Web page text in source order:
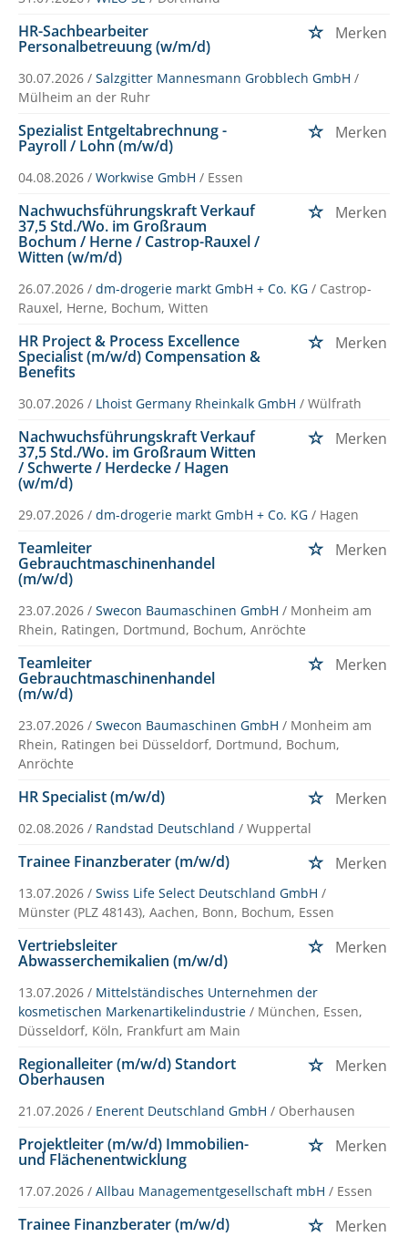
HR-Sachbearbeiter
Personalbetreuung (w/m/d)
Merken
30.07.2026 / Salzgitter Mannesmann Grobblech GmbH /
Mülheim an der Ruhr
Spezialist Entgeltabrechnung -
Payroll / Lohn (m/w/d)
Merken
04.08.2026 / Workwise GmbH / Essen
Nachwuchsführungskraft Verkauf
37,5 Std./Wo. im Großraum
Bochum / Herne / Castrop-Rauxel /
Witten (w/m/d)
Merken
26.07.2026 / dm-drogerie markt GmbH + Co. KG / Castrop-
Rauxel, Herne, Bochum, Witten
HR Project & Process Excellence
Specialist (m/w/d) Compensation &
Benefits
Merken
30.07.2026 / Lhoist Germany Rheinkalk GmbH / Wülfrath
Nachwuchsführungskraft Verkauf
37,5 Std./Wo. im Großraum Witten
/ Schwerte / Herdecke / Hagen
(w/m/d)
Merken
29.07.2026 / dm-drogerie markt GmbH + Co. KG / Hagen
Teamleiter
Gebrauchtmaschinenhandel
(m/w/d)
Merken
23.07.2026 / Swecon Baumaschinen GmbH / Monheim am
Rhein, Ratingen, Dortmund, Bochum, Anröchte
Teamleiter
Gebrauchtmaschinenhandel
(m/w/d)
Merken
23.07.2026 / Swecon Baumaschinen GmbH / Monheim am
Rhein, Ratingen bei Düsseldorf, Dortmund, Bochum,
Anröchte
HR Specialist (m/w/d) Merken
02.08.2026 / Randstad Deutschland / Wuppertal
Trainee Finanzberater (m/w/d) Merken
13.07.2026 / Swiss Life Select Deutschland GmbH /
Münster (PLZ 48143), Aachen, Bonn, Bochum, Essen
Vertriebsleiter
Abwasserchemikalien (m/w/d)
Merken
13.07.2026 / Mittelständisches Unternehmen der
kosmetischen Markenartikelindustrie / München, Essen,
Düsseldorf, Köln, Frankfurt am Main
Regionalleiter (m/w/d) Standort
Oberhausen
Merken
21.07.2026 / Enerent Deutschland GmbH / Oberhausen
Projektleiter (m/w/d) Immobilien-
und Flächenentwicklung
Merken
17.07.2026 / Allbau Managementgesellschaft mbH / Essen
Trainee Finanzberater (m/w/d) Merken